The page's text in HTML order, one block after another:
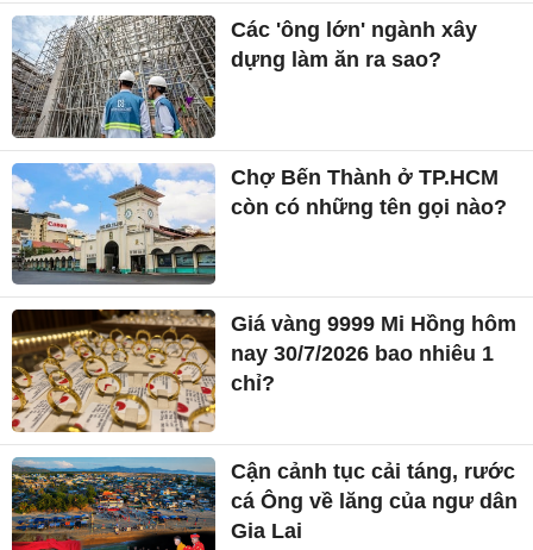
Giá vàng 9999 Mi Hồng hôm
Cận cảnh tục cải táng, rước
Giá cà phê hôm nay 30/7:
Quay đầu giảm mạnh